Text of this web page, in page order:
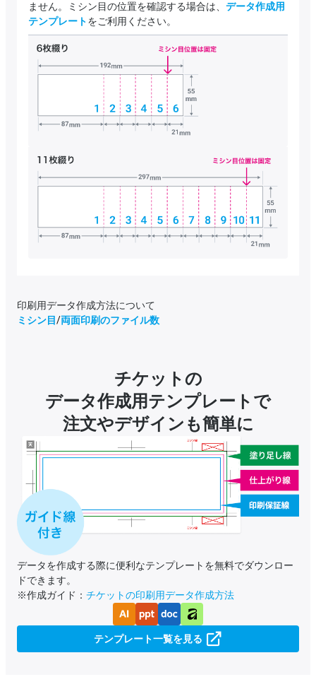
ません。ミシン目の位置を確認する場合は、 データ作成用
テンプレートをご利用ください。
印刷用データ作成方法について
ミシン目/両面印刷のファイル数
チケットの
データ作成用テンプレートで
注文やデザインも簡単に
データを作成する際に便利なテンプレートを無料でダウンロー
ドできます。
※作成ガイド： チケットの印刷用データ作成方法
テンプレート一覧を見る